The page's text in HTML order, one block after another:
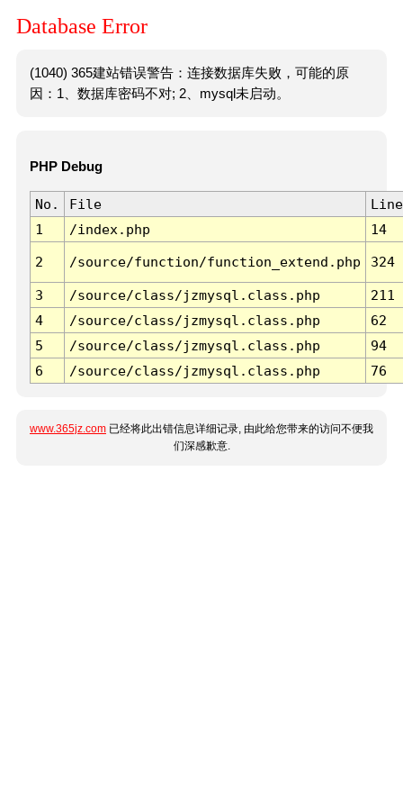
Database Error
(1040) 365建站错误警告：连接数据库失败，可能的原
因：1、数据库密码不对; 2、mysql未启动。
PHP Debug
No. File
Line
1
/index.php 14
2 /source/function/function_extend.php 324
3 /source/class/jzmysql.class.php
211
4
/source/class/jzmysql.class.php
62
5
/source/class/jzmysql.class.php
94
6
/source/class/jzmysql.class.php 76
www.365jz.com 已经将此出错信息详细记录, 由此给您带来的访问不便我
们深感歉意.